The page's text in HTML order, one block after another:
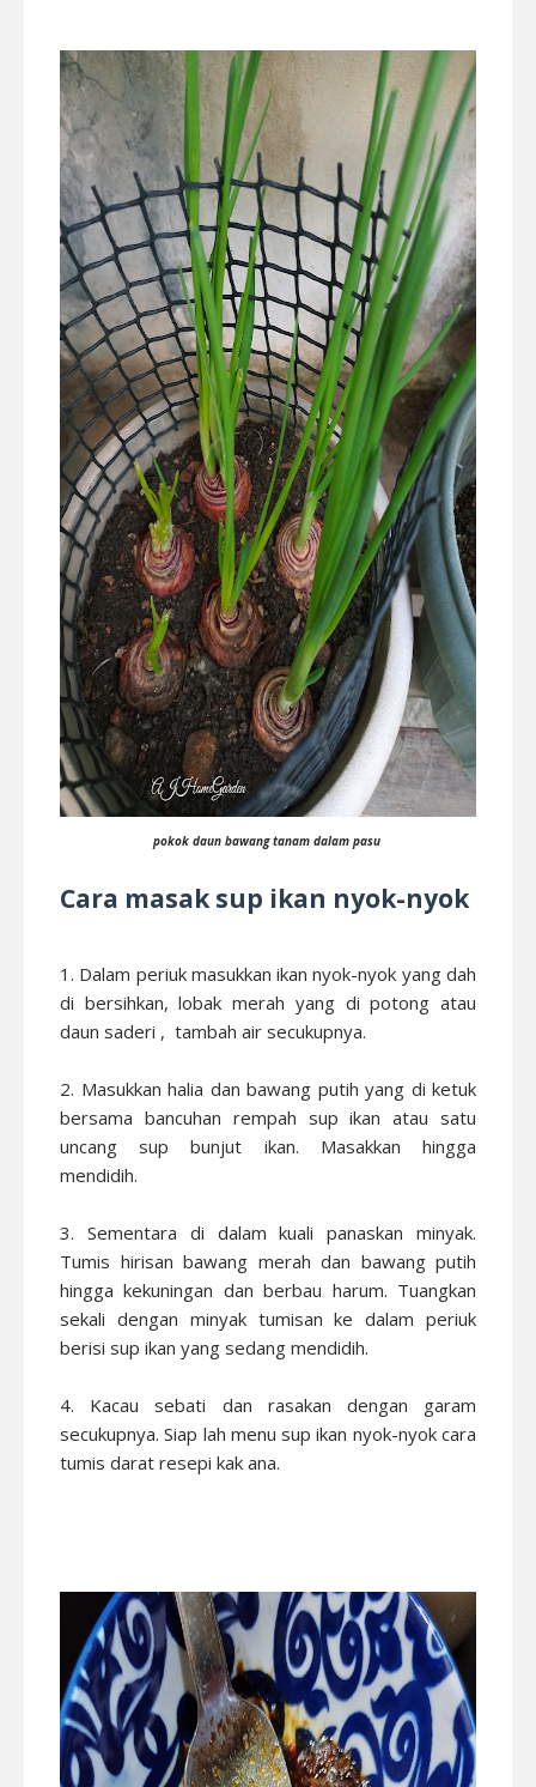
pokok daun bawang tanam dalam pasu
Cara masak sup ikan nyok-nyok
1. Dalam periuk masukkan ikan nyok-nyok yang dah
di bersihkan, lobak merah yang di potong atau
daun saderi , tambah air secukupnya.
2. Masukkan halia dan bawang putih yang di ketuk
bersama bancuhan rempah sup ikan atau satu
uncang sup bunjut ikan. Masakkan hingga
mendidih.
3. Sementara di dalam kuali panaskan minyak.
Tumis hirisan bawang merah dan bawang putih
hingga kekuningan dan berbau harum. Tuangkan
sekali dengan minyak tumisan ke dalam periuk
berisi sup ikan yang sedang mendidih.
4. Kacau sebati dan rasakan dengan garam
secukupnya. Siap lah menu sup ikan nyok-nyok cara
tumis darat resepi kak ana.